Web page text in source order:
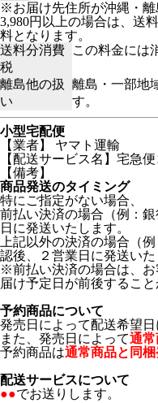
※お届け先住所が沖縄・
3,980円以上の場合は、送
料となります。
送料分消費
税
この料金には
離島他の扱
い
離島・一部地
す。
小型宅配便
【業者】 ヤマト運輸
【配送サービス名】宅急
【備考】
商品発送のタイミング
特にご指定がない場合、
前払い決済の場合（例：
日に発送いたします。
上記以外の決済の場合（
認後、２営業日に発送いた
※前払い決済の場合は、
届け予定日が前後すること
予約商品について
発売日によって配送希望
また、発売日によって通常
予約商品は通常商品と同梱
配送サービスについて
●●でお送りします。